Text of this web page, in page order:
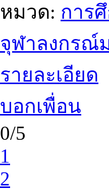
หมวด: การ
จุฬาลงกรณ์
รายละเอียด
บอกเพื่อน
0/5
1
2